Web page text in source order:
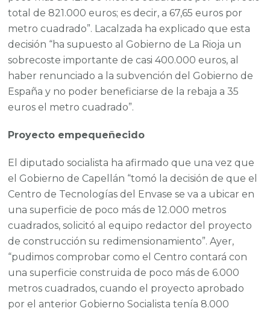
total de 821.000 euros; es decir, a 67,65 euros por
metro cuadrado”. Lacalzada ha explicado que esta
decisión “ha supuesto al Gobierno de La Rioja un
sobrecoste importante de casi 400.000 euros, al
haber renunciado a la subvención del Gobierno de
España y no poder beneficiarse de la rebaja a 35
euros el metro cuadrado”.
Proyecto empequeñecido
El diputado socialista ha afirmado que una vez que
el Gobierno de Capellán “tomó la decisión de que el
Centro de Tecnologías del Envase se va a ubicar en
una superficie de poco más de 12.000 metros
cuadrados, solicitó al equipo redactor del proyecto
de construcción su redimensionamiento”. Ayer,
“pudimos comprobar como el Centro contará con
una superficie construida de poco más de 6.000
metros cuadrados, cuando el proyecto aprobado
por el anterior Gobierno Socialista tenía 8.000